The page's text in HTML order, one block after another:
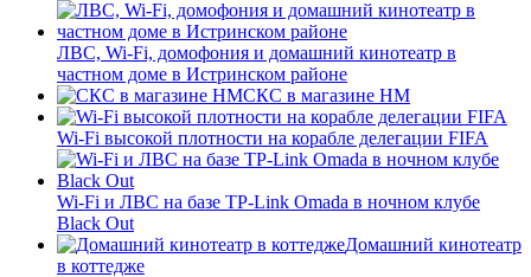
ЛВС, Wi-Fi, домофония и домашний кинотеатр в
частном доме в Истринском районе
СКС в магазине HM
Wi-Fi высокой плотности на корабле делегации FIFA
Wi-Fi и ЛВС на базе TP-Link Omada в ночном клубе
Black Out
Домашний кинотеатр
в коттедже